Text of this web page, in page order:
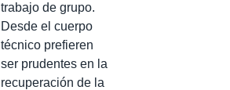
trabajo de grupo.
Desde el cuerpo
técnico prefieren
ser prudentes en la
recuperación de la